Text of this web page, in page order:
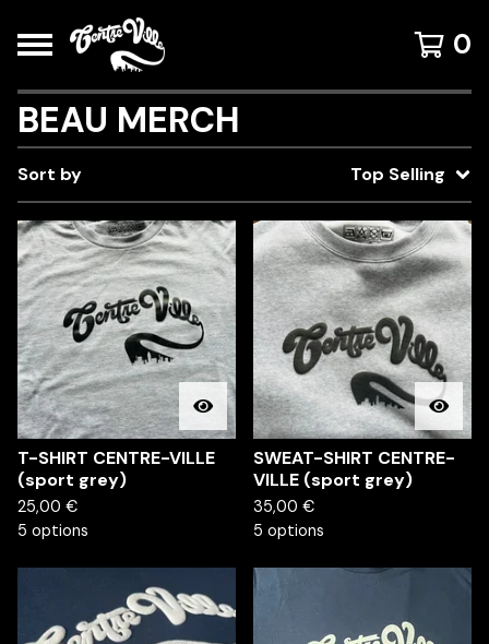
0
BEAU MERCH
Sort by Top Selling
T-SHIRT CENTRE-VILLE
(sport grey)
25,00 €
5 options
SWEAT-SHIRT CENTRE-
VILLE (sport grey)
35,00 €
5 options